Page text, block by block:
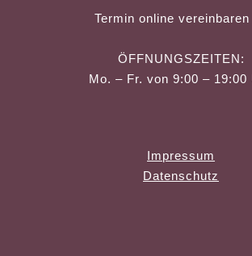
Termin online
ÖFFNUNGSZEITEN:
Mo. – Fr. von 9:00 – 19:00
Impressum
Datenschutz